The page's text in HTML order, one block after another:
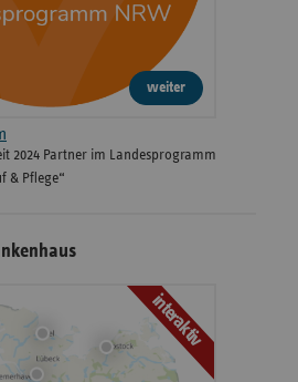
weiter
2024 Partner im Landesprogramm
& Pflege“
interaktiv